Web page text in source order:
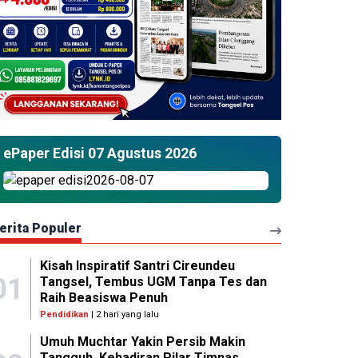
ePaper Edisi 07 Agustus 2026
Populer
Kisah Inspiratif Santri Cireundeu
Tangsel, Tembus UGM Tanpa Tes dan
Raih Beasiswa Penuh
Pendidikan | 2 hari yang lalu
Umuh Muchtar Yakin Persib Makin